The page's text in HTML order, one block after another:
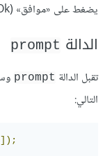
يضغط على «موافق» (Ok) في هذه الحالة.
الدالة prompt
تقبل الدالة prompt
التالي:
]);